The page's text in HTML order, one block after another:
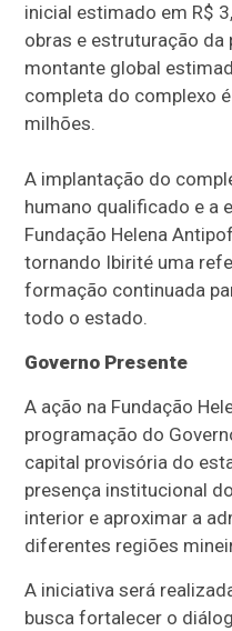
inicial estimado em R$
obras e estruturação
montante global
completa do complexo
milhões.
A implantação do
humano qualificado e a
Fundação Helena
tornando Ibirité uma
formação continuada
todo o estado.
Governo Presente
A ação na Fundação
programação do
capital provisória do
presença institucional
interior e aproximar a
diferentes regiões
A iniciativa será
busca fortalecer o